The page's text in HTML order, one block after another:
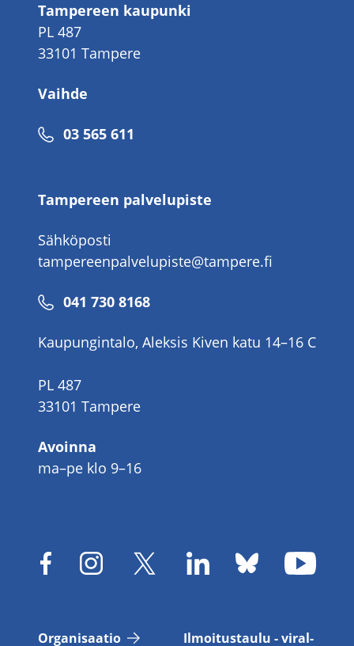
Tampereen kaupunki
PL 487
33101 Tampere
Vaihde
Puhelinnumero
03 565 611
Tampereen palvelupiste
Sähköposti
tampereenpalvelupiste@tampere.fi
Puhelinnumero
041 730 8168
Kaupungintalo, Aleksis Kiven katu 14–16 C
PL 487
33101 Tampere
Avoinna
ma–pe klo 9–16
Or­ga­ni­saa­tio
Il­moi­tus­tau­lu - vi­ral­